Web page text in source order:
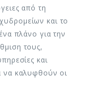
από τη
και το
πλάνο για την
τους,
και
να καλυφθούν οι